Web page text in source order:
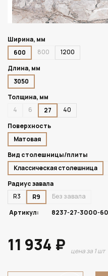
Ширина, мм
600
800
1200
Длина, мм
3050
Толщина, мм
4
6 27
40
Поверхность
Матовая
Вид столешницы/плиты
Классическая столешница
Радиус завала
R3
R9
Без завала
Артикул:
8237-27-3000-
11 934 ₽ цена за 1 шт